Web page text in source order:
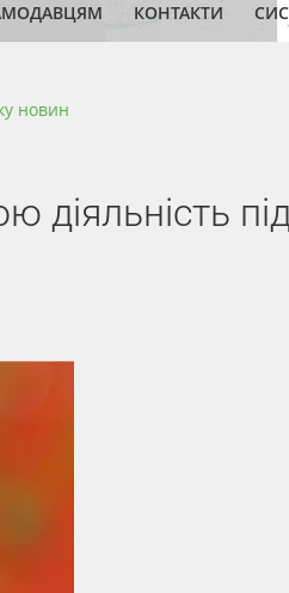
КОНТАКТИ
новин
діяльність